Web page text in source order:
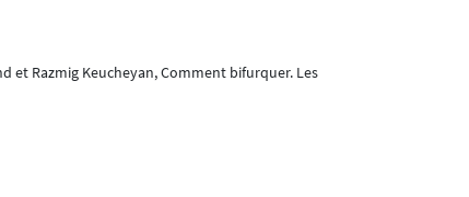
et Razmig Keucheyan, Comment bifurquer. Les